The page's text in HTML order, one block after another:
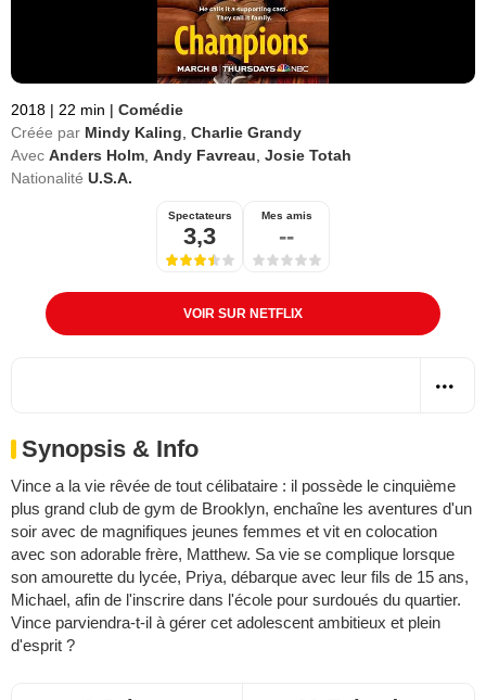
2018 | 22 min | Comédie
Créée par Mindy Kaling Charlie Grandy
Avec Anders Holm Andy Favreau Josie Totah
Nationalité U.S.A.
Spectateurs
3,3
Mes amis
--
VOIR SUR NETFLIX
Synopsis & Info
Vince a la vie rêvée de tout célibataire : il possède le cinquième
plus grand club de gym de Brooklyn, enchaîne les aventures d'un
soir avec de magnifiques jeunes femmes et vit en colocation
avec son adorable frère, Matthew. Sa vie se complique lorsque
son amourette du lycée, Priya, débarque avec leur fils de 15 ans,
Michael, afin de l'inscrire dans l'école pour surdoués du quartier.
Vince parviendra-t-il à gérer cet adolescent ambitieux et plein
d'esprit ?